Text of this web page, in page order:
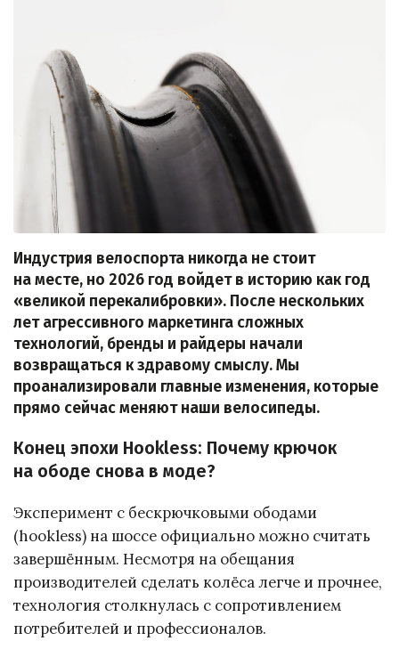
Индустрия велоспорта никогда не стоит
на месте, но 2026 год войдет в историю как год
«великой перекалибровки». После нескольких
лет агрессивного маркетинга сложных
технологий, бренды и райдеры начали
возвращаться к здравому смыслу. Мы
проанализировали главные изменения, которые
прямо сейчас меняют наши велосипеды.
Конец эпохи Hookless: Почему крючок
на ободе снова в моде?
Эксперимент с бескрючковыми ободами
(hookless) на шоссе официально можно считать
завершённым. Несмотря на обещания
производителей сделать колёса легче и прочнее,
технология столкнулась с сопротивлением
потребителей и профессионалов.